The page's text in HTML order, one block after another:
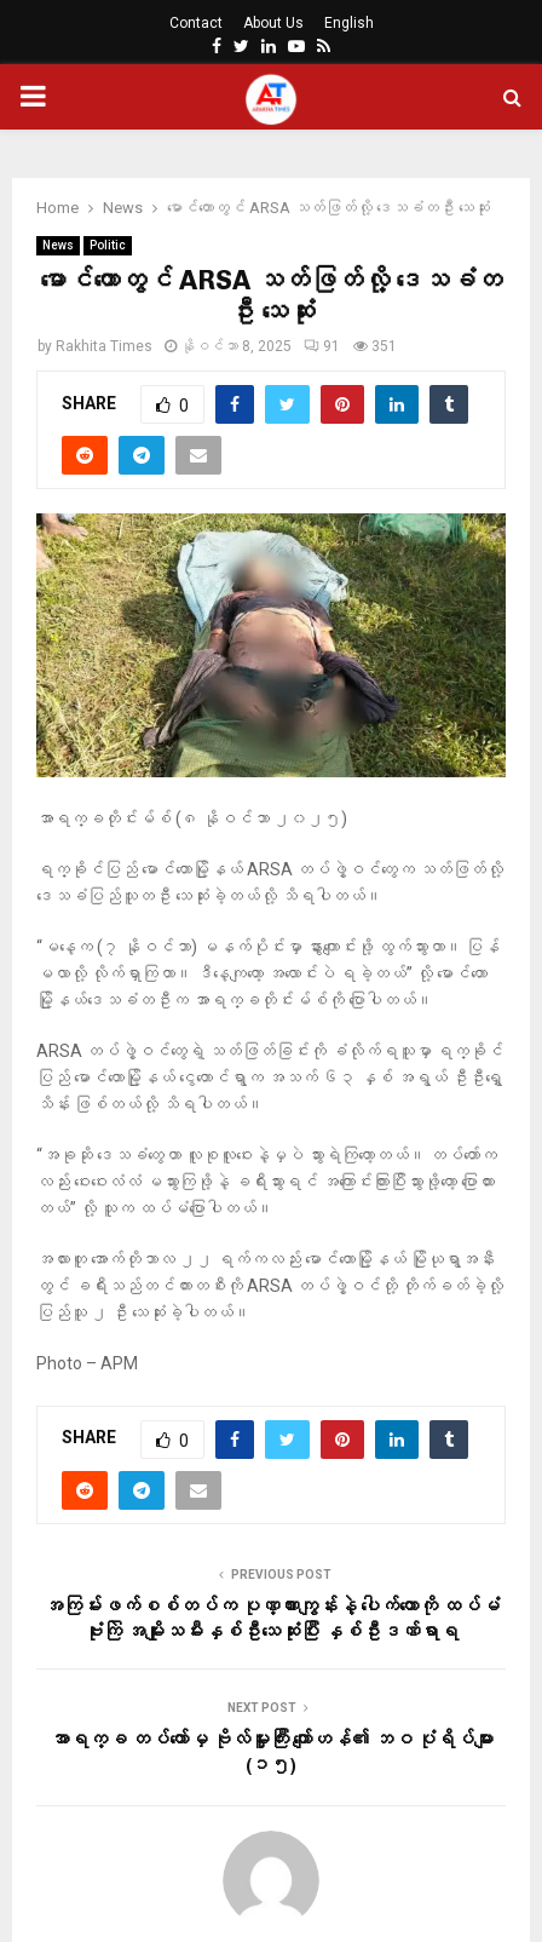
Contact About Us English
Facebook
Twitter
LinkedinYoutube
Rss
PRIMARY
Home News မောင်တောတွင် ARSA သတ်ဖြတ်လို့ ဒေသခံတဦး သေဆုံး
News Politic
မောင်တောတွင် ARSA သတ်ဖြတ်လို့ ဒေသခံတ
ဦး သေဆုံး
by Rakhita Times နိုဝင်ဘာ 8, 2025 91 351
SHARE 0
အာရက္ခတိုင်းမ်စ် (၈ နိုဝင်ဘာ ၂၀၂၅)
ရက္ခိုင်ပြည် မောင်တောမြို့နယ် ARSA တပ်ဖွဲ့ဝင်တွေက သတ်ဖြတ်လို့
ဒေသခံပြည်သူတဦး သေဆုံးခဲ့တယ်လို့ သိရပါတယ်။
“မနေ့က (၇ နိုဝင်ဘာ) မနက်ပိုင်းမှာ နွားကျောင်းဖို့ ထွက်သွားတာ။ ပြန်
မလာလို့ လိုက်ရှာကြတာ။ ဒီနေ့ကျတော့ အလောင်းပဲ ရခဲ့တယ်” လို့ မောင်တော
မြို့နယ်ဒေသခံတဦးက အာရက္ခတိုင်းမ်စ်ကို ပြောပါတယ်။
ARSA တပ်ဖွဲ့ဝင်တွေရဲ့ သတ်ဖြတ်ခြင်းကို ခံလိုက်ရသူမှာ ရက္ခိုင်
ပြည် မောင်တောမြို့နယ် ငွေတောင်ရွာက အသက် ၆၃ နှစ် အရွယ် ဦးဦးရွှေ
သိန်း ဖြစ်တယ်လို့ သိရပါတယ်။
“အခုဆို ဒေသခံတွေဟာ လူစုလူဝေးနဲ့မှပဲ သွားရဲကြတော့တယ်။ တပ်တော်က
လည်း ဝေးဝေးလံလံ မသွားကြဖို့နဲ့ ခရီးသွားရင် အကြောင်းကြားပြီးသွားဖို့တော့ ပြောထား
တယ်” လို့ သူက ထပ်မံပြောပါတယ်။
အလားတူ အောက်တိုဘာလ ၂၂ ရက်ကလည်း မောင်တောမြို့နယ် မြိုယုရွာအနီး
တွင် ခရီးသည်တင်ကားတစီးကို ARSA တပ်ဖွဲ့ဝင်တို့ တိုက်ခတ်ခဲ့လို့
ပြည်သူ ၂ ဦး သေဆုံးခဲ့ပါတယ်။
Photo – APM
SHARE 0
PREVIOUS POST
အကြမ်းဖက်စစ်တပ်က ပုဏ္ဏားကျွန်းနဲ့ ပေါက်တောကို ထပ်မံ
ဗုံးကြဲ အမျိုးသမီးနှစ်ဦးသေဆုံးပြီး နှစ်ဦးဒဏ်ရာရ
NEXT POST
အာရက္ခ တပ်တော်မှ ဗိုလ်မှူးကြီး ကျော်ဟန်၏ ဘဝ ပုံရိပ်များ
(၁၅)